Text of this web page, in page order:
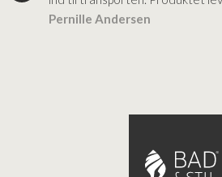
Pernille Andersen